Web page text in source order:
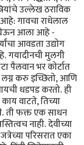
उल्लेख ठराविक
गावचा राधेलाल
आला आहे -
आवडता उद्योग
गयादीनची मुलगी
पैलवान भर कोर्टात
लग्न करु इच्छितो, आणि
धडपड करतो. ही
वाटते, तिच्या
ती फक्त एक साधन
नाही. देवीच्या
परिसरात एका